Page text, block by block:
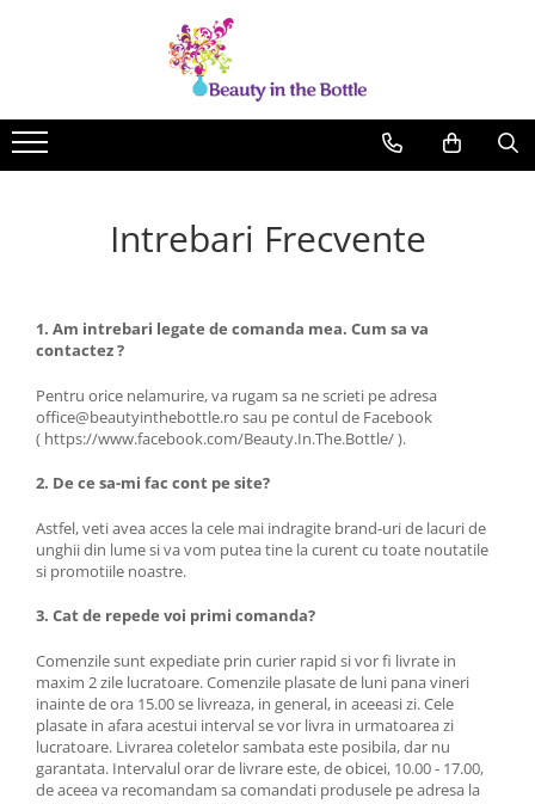
OPI
ILNP
Cirque
Cuticula
Phoenix Indie
Base coat
Top Coat
Intrebari Frecvente
1. Am intrebari legate de comanda mea. Cum sa va
contactez?
Pentru orice nelamurire, va rugam sa ne scrieti pe adresa
office@beautyinthebottle.ro sau pe contul de Facebook
( https://www.facebook.com/Beauty.In.The.Bottle/ ).
2. De ce sa-mi fac cont pe site?
Astfel, veti avea acces la cele mai indragite brand-uri de lacuri de
unghii din lume si va vom putea tine la curent cu toate noutatile
si promotiile noastre.
3. Cat de repede voi primi comanda?
Comenzile sunt expediate prin curier rapid si vor fi livrate in
maxim 2 zile lucratoare. Comenzile plasate de luni pana vineri
inainte de ora 15.00 se livreaza, in general, in aceeasi zi. Cele
plasate in afara acestui interval se vor livra in urmatoarea zi
lucratoare. Livrarea coletelor sambata este posibila, dar nu
garantata. Intervalul orar de livrare este, de obicei, 10.00 - 17.00,
de aceea va recomandam sa comandati produsele pe adresa la